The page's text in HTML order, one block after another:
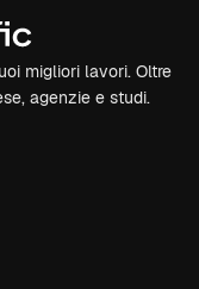
migliori lavori. Oltre
agenzie e studi.